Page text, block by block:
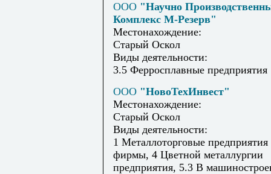
ООО "Научно
Комплекс М-Резерв"
Местонахождение:
Старый Оскол
Виды деятельности:
3.5 Ферросплавные предприятия
ООО "НовоТехИнвест"
Местонахождение:
Старый Оскол
Виды деятельности:
1 Металлоторговые предприятия
фирмы, 4 Цветной металлургии
предприятия, 5.3 В